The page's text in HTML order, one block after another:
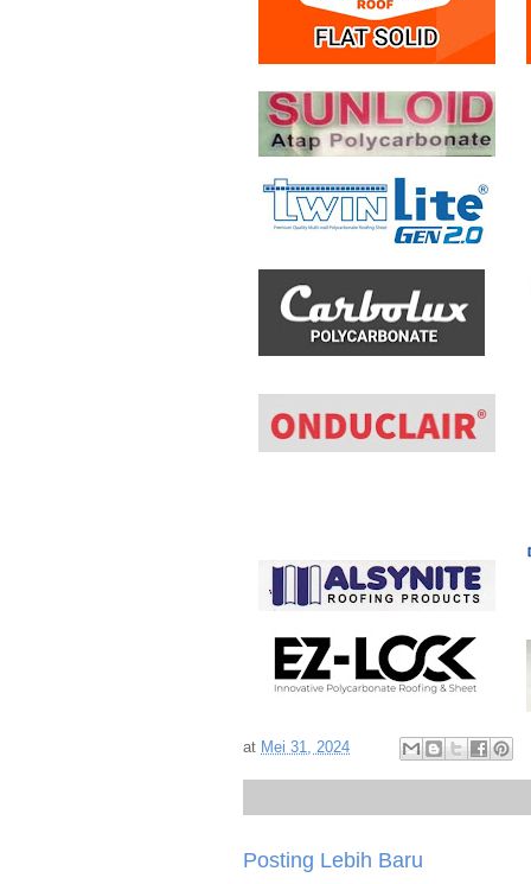
at Mei 31, 2024
Posting Lebih Baru